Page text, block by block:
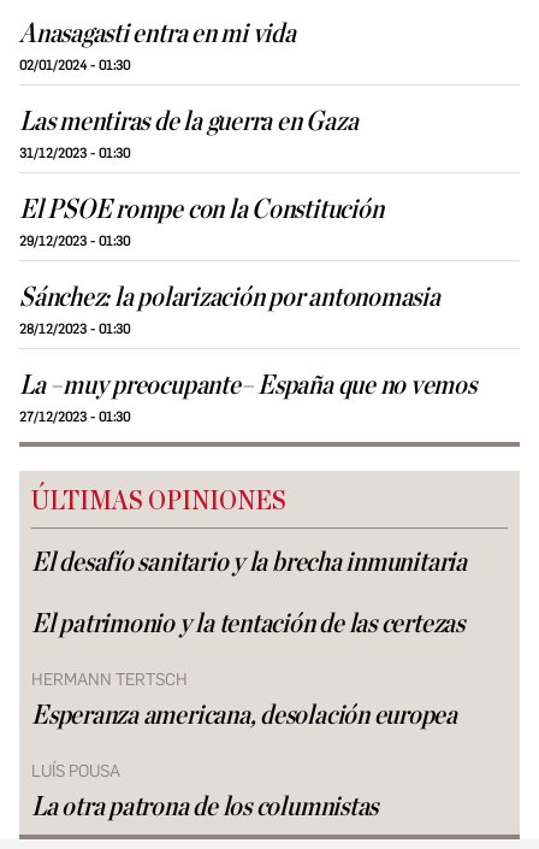
Anasagasti entra en mi vida
02/01/2024 - 01:30
Las mentiras de la guerra en Gaza
31/12/2023 - 01:30
El PSOE rompe con la Constitución
29/12/2023 - 01:30
Sánchez: la polarización por antonomasia
28/12/2023 - 01:30
La –muy preocupante– España que no vemos
27/12/2023 - 01:30
ÚLTIMAS OPINIONES
El desafío sanitario y la brecha inmunitaria
El patrimonio y la tentación de las certezas
HERMANN TERTSCH
Esperanza americana, desolación europea
LUÍS POUSA
La otra patrona de los columnistas